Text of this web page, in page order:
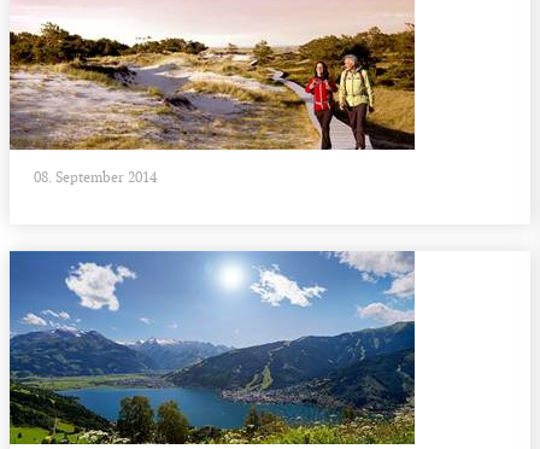
08. September 2014